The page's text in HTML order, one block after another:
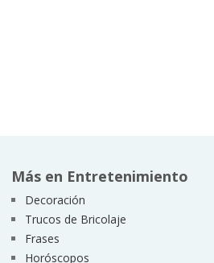
Más en Entretenimiento
Decoración
Trucos de Bricolaje
Frases
Horóscopos